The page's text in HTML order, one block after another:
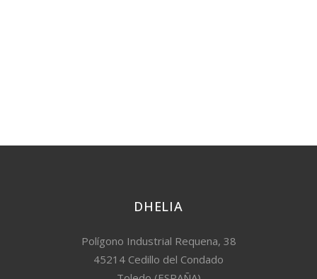
DHELIA
Polígono Industrial Requena, 38
45214 Cedillo del Condado